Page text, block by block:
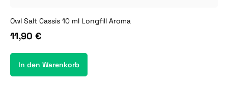
Owl Salt Cassis 10 ml Longfill Aroma
11,90 €
In den Warenkorb